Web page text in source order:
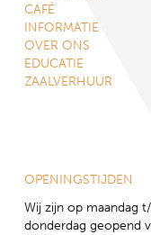
CAFÉ
INFORMATIE
OVER ONS
EDUCATIE
ZAALVERHUUR
OPENINGSTIJDEN
Wij zijn op maandag
donderdag geopend